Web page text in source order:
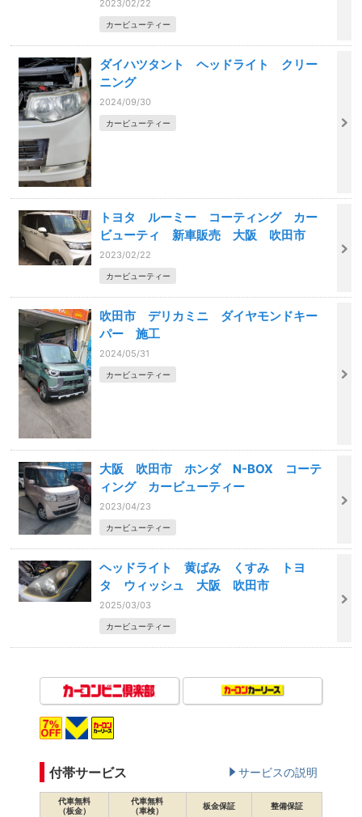
2023/02/22
カービューティー
ダイハツタント ヘッドライト クリー
ニング
2024/09/30
カービューティー
トヨタ ルーミー コーティング カー
ビューティ 新車販売 大阪 吹田市
2023/02/22
カービューティー
吹田市 デリカミニ ダイヤモンドキー
パー 施工
2024/05/31
カービューティー
大阪 吹田市 ホンダ N-BOX コーテ
ィング カービューティー
2023/04/23
カービューティー
ヘッドライト 黄ばみ くすみ トヨ
タ ウィッシュ 大阪 吹田市
2025/03/03
カービューティー
付帯サービス サービスの説明
代車無料
（板金）
代車無料
（車検）
板金保証 整備保証